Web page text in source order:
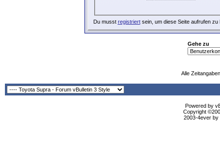
Du musst registriertsein, um diese Seite aufrufen zu
Gehe zu
Alle
Powered by
Copyright
2003-4ever by